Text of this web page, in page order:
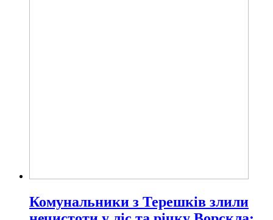
Комунальники з Терешків злили